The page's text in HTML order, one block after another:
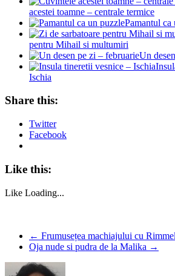
acestei toamne – centrale termice
Pamantul ca
pentru Mihail si multumiri
Un
Ischia
Share this:
Twitter
Facebook
Like this:
Like Loading...
← Frumusețea machiajului cu
Oja nude si pudra de la Malika →